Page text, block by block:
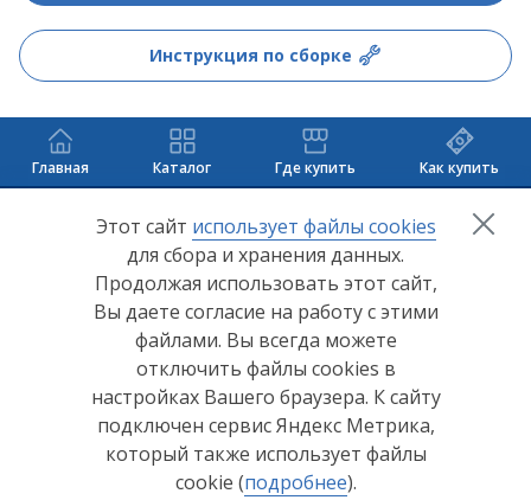
Инструкция по сборке
Главная Каталог Где купить Как купить
+7 (8412) 65-33-00
info@lerom.ru
Согласие на обработку персональных данных
Политика конфиденциальности
Согласие на обработку персональных данных Яндекс
Этот сайт использует файлы cookies
для сбора и хранения данных.
Продолжая использовать этот сайт,
Вы даете согласие на работу с этими
файлами. Вы всегда можете
отключить файлы cookies в
настройках Вашего браузера. К сайту
подключен сервис Яндекс Метрика,
который также использует файлы
cookie (подробнее).